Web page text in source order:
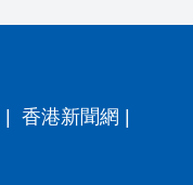
| 香港新聞網 |